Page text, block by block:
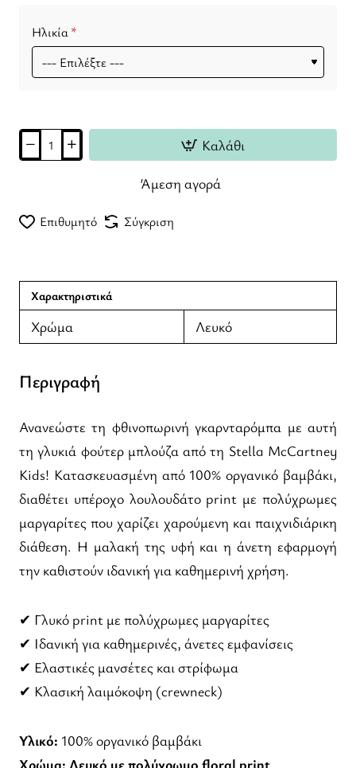
Ηλικία
Καλάθι
Άμεση αγορά
Επιθυμητό Σύγκριση
Χαρακτηριστικά
Χρώμα Λευκό
Περιγραφή
Ανανεώστε τη φθινοπωρινή γκαρνταρόμπα με αυτή
τη γλυκιά φούτερ μπλούζα από τη Stella McCartney
Kids! Κατασκευασμένη από 100% οργανικό βαμβάκι,
διαθέτει υπέροχο λουλουδάτο print με πολύχρωμες
μαργαρίτες που χαρίζει χαρούμενη και παιχνιδιάρικη
διάθεση. Η μαλακή της υφή και η άνετη εφαρμογή
την καθιστούν ιδανική για καθημερινή χρήση.
✔ Γλυκό print με πολύχρωμες μαργαρίτες
✔ Ιδανική για καθημερινές, άνετες εμφανίσεις
✔ Ελαστικές μανσέτες και στρίφωμα
✔ Κλασική λαιμόκοψη (crewneck)
Υλικό: 100% οργανικό βαμβάκι